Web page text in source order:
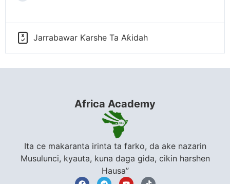
Jarrabawar Ƙarshe Ta Aƙidah
Africa Academy
Ita ce makaranta irinta ta farko, da ake nazarin
Musulunci, kyauta, kuna daga gida, cikin harshen
Hausa”